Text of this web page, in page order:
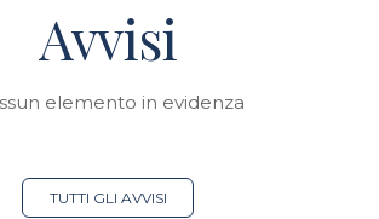
Avvisi
elemento in evidenza
TUTTI GLI AVVISI